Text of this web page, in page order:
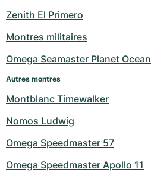
Zenith El Primero
Montres militaires
Omega Seamaster Planet Ocean
Autres montres
Montblanc Timewalker
Nomos Ludwig
Omega Speedmaster 57
Omega Speedmaster Apollo 11